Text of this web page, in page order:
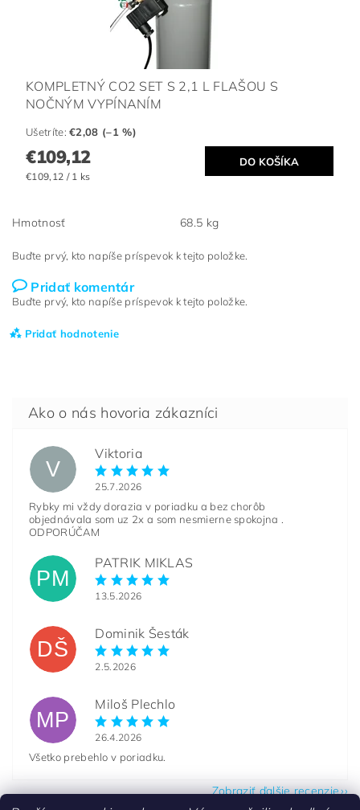
KOMPLETNÝ CO2 SET S 2,1 L FLAŠOU S
NOČNÝM VYPÍNANÍM
Ušetríte:€2,08 (–1 %)
€109,12
€109,12 / 1 ks
Hmotnosť 68.5 kg
Buďte prvý, kto napíše príspevok k tejto položke.
Pridať komentár
Buďte prvý, kto napíše príspevok k tejto položke.
Pridať hodnotenie
V
Viktoria
25.7.2026
Rybky mi vždy dorazia v poriadku a bez chorôb
objednávala som uz 2x a som nesmierne spokojna .
ODPORÚČAM
PM
PATRIK MIKLAS
13.5.2026
DŠ
Dominik Šesták
2.5.2026
MP
Miloš Plechlo
26.4.2026
Všetko prebehlo v poriadku.
Zobraziť ďalšie recenzie